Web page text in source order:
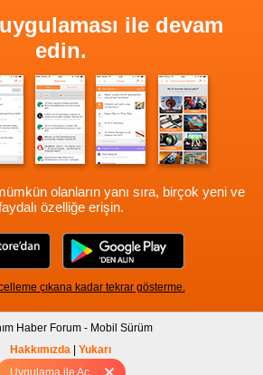
Uygulama ile Aç
ile devam
edin.
olanların yanı sıra, birçok yeni ve
özelliğe erişin.
çıkana kadar tekrar gösterme.
Haber Forum - Mobil Sürüm
Hakkımızda
Yukarı